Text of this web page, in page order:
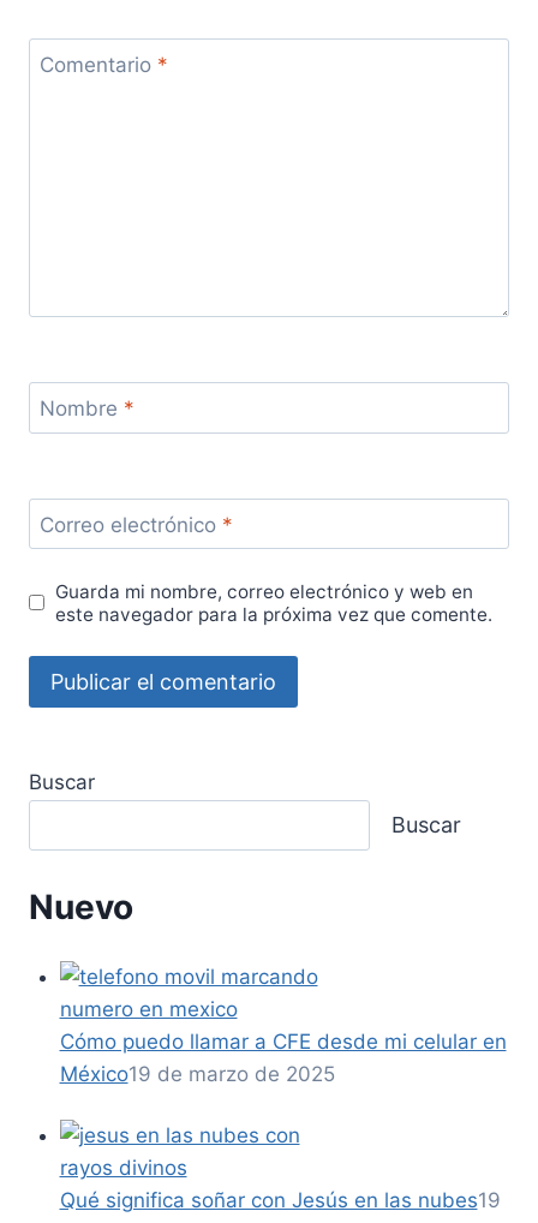
Comentario *
Nombre *
Correo electrónico *
Guarda mi nombre, correo electrónico y web en
este navegador para la próxima vez que comente.
Buscar
Buscar
Nuevo
Cómo puedo llamar a CFE desde mi celular en
México19 de marzo de 2025
Qué significa soñar con Jesús en las nubes19